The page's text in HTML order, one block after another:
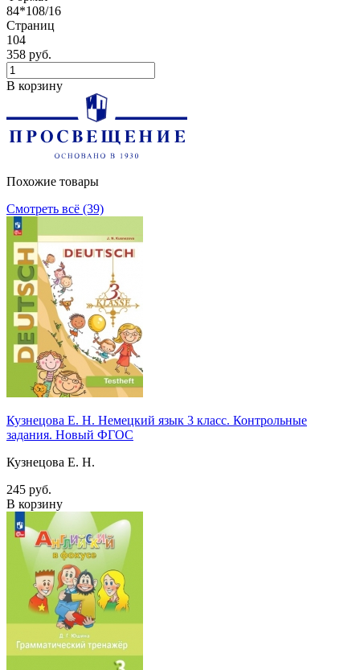
84*108/16
Страниц
104
358 руб.
В корзину
Похожие товары
Смотреть всё (39)
Кузнецова Е. Н. Немецкий язык 3 класс. Контрольные
задания. Новый ФГОС
Кузнецова Е. Н.
245 руб.
В корзину